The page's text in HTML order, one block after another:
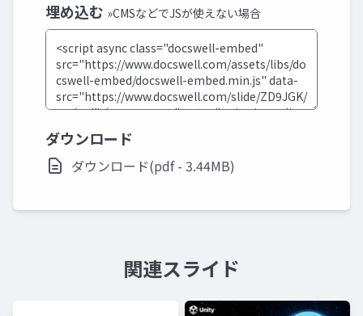
埋め込む »CMSなどでJSが使えない場合
ダウンロード
ダウンロード(pdf - 3.44MB)
関連スライド